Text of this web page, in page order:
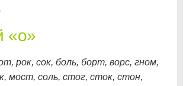
«о»
рок, сок, боль, борт, ворс, гном,
мост, соль, стог, сток, стон,